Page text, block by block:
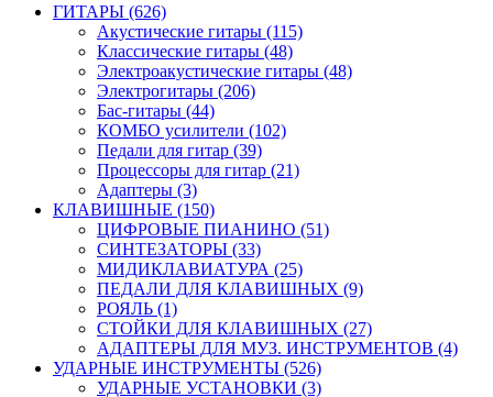
ГИТАРЫ (626)
Акустические гитары (115)
Классические гитары (48)
Электроакустические гитары (48)
Электрогитары (206)
Бас-гитары (44)
КОМБО усилители (102)
Педали для гитар (39)
Процессоры для гитар (21)
Адаптеры (3)
КЛАВИШНЫЕ (150)
ЦИФРОВЫЕ ПИАНИНО (51)
СИНТЕЗАТОРЫ (33)
МИДИКЛАВИАТУРА (25)
ПЕДАЛИ ДЛЯ КЛАВИШНЫХ (9)
РОЯЛЬ (1)
СТОЙКИ ДЛЯ КЛАВИШНЫХ (27)
АДАПТЕРЫ ДЛЯ МУЗ. ИНСТРУМЕНТОВ (4)
УДАРНЫЕ ИНСТРУМЕНТЫ (526)
УДАРНЫЕ УСТАНОВКИ (3)